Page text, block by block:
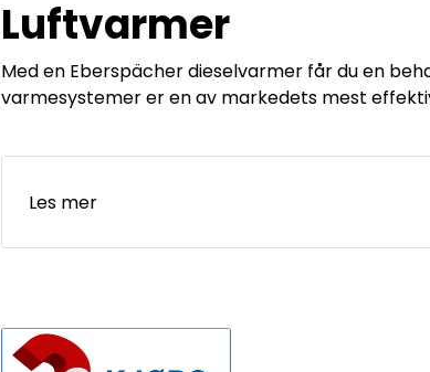
Luftvarmer
Med en Eberspächer dieselvarmer får du en
varmesystemer er en av markedets mest
Les mer